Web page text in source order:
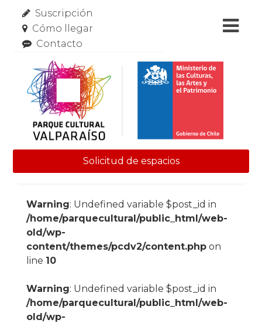
Suscripción
Cómo llegar
Contacto
Solicitud de espacios
Warning: Undefined variable $post_id in
/home/parquecultural/public_html/web-
old/wp-
content/themes/pcdv2/content.phpon
line 10
Warning: Undefined variable $post_id in
/home/parquecultural/public_html/web-
old/wp-